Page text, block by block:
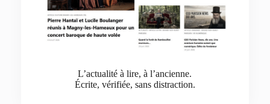
L’actualité à lire, à l’ancienne.
Écrite, vérifiée, sans distraction.